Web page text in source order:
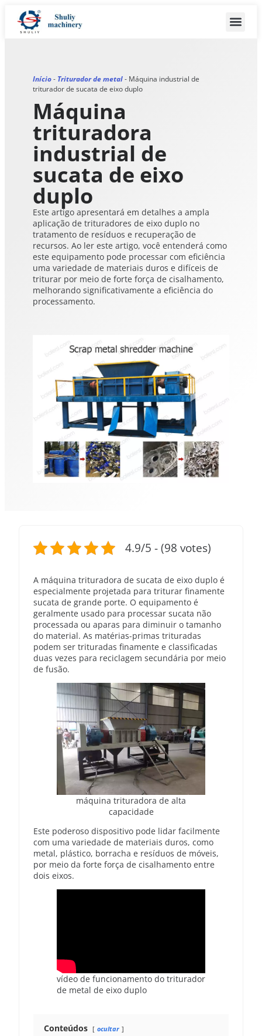
Início- Triturador de metal- Máquina industrial de
triturador de sucata de eixo duplo
Máquina
trituradora
industrial de
sucata de eixo
duplo
Este artigo apresentará em detalhes a ampla
aplicação de trituradores de eixo duplo no
tratamento de resíduos e recuperação de
recursos. Ao ler este artigo, você entenderá como
este equipamento pode processar com eficiência
uma variedade de materiais duros e difíceis de
triturar por meio de forte força de cisalhamento,
melhorando significativamente a eficiência do
processamento.
4.9/5 - (98 votes)
A máquina trituradora de sucata de eixo duplo é
especialmente projetada para triturar finamente
sucata de grande porte. O equipamento é
geralmente usado para processar sucata não
processada ou aparas para diminuir o tamanho
do material. As matérias-primas trituradas
podem ser trituradas finamente e classificadas
duas vezes para reciclagem secundária por meio
de fusão.
máquina trituradora de alta
capacidade
Este poderoso dispositivo pode lidar facilmente
com uma variedade de materiais duros, como
metal, plástico, borracha e resíduos de móveis,
por meio da forte força de cisalhamento entre
dois eixos.
vídeo de funcionamento do triturador
de metal de eixo duplo
Conteúdos ocultar